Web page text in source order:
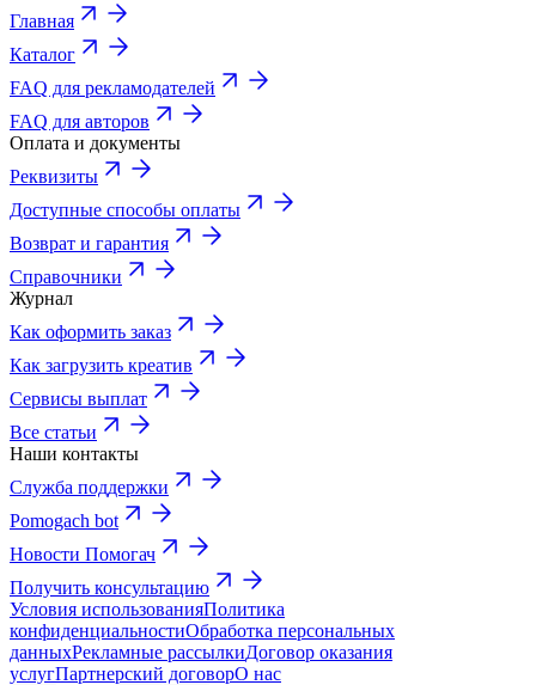
Главная
Каталог
FAQ для рекламодателей
FAQ для авторов
Оплата и документы
Реквизиты
Доступные способы оплаты
Возврат и гарантия
Справочники
Журнал
Как оформить заказ
Как загрузить креатив
Сервисы выплат
Все статьи
Наши контакты
Служба поддержки
Pomogach bot
Новости Помогач
Получить консультацию
Условия использованияПолитика
конфиденциальностиОбработка персональных
данныхРекламные рассылкиДоговор оказания
услугПартнерский договорО нас